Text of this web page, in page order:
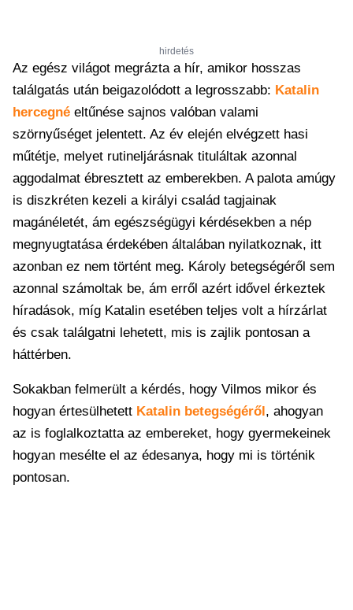
hirdetés
Az egész világot megrázta a hír, amikor hosszas
találgatás után beigazolódott a legrosszabb: Katalin
hercegné eltűnése sajnos valóban valami
szörnyűséget jelentett. Az év elején elvégzett hasi
műtétje, melyet rutineljárásnak tituláltak azonnal
aggodalmat ébresztett az emberekben. A palota amúgy
is diszkréten kezeli a királyi család tagjainak
magánéletét, ám egészségügyi kérdésekben a nép
megnyugtatása érdekében általában nyilatkoznak, itt
azonban ez nem történt meg. Károly betegségéről sem
azonnal számoltak be, ám erről azért idővel érkeztek
híradások, míg Katalin esetében teljes volt a hírzárlat
és csak találgatni lehetett, mis is zajlik pontosan a
háttérben.
Sokakban felmerült a kérdés, hogy Vilmos mikor és
hogyan értesülhetett Katalin betegségéről, ahogyan
az is foglalkoztatta az embereket, hogy gyermekeinek
hogyan mesélte el az édesanya, hogy mi is történik
pontosan.